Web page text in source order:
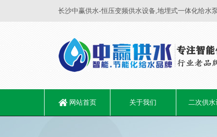
长沙中赢供水-恒压变频供水设备,地埋式一体化给水
网站首页 关于我们 二次供水